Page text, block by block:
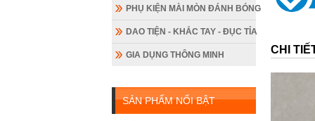
PHỤ KIỆN MÀI MÒN ĐÁNH BÓNG
DAO TIỆN - KHẮC TAY - ĐỤC TỈA
GIA DỤNG THÔNG MINH
SẢN PHẨM NỔI BẬT
CHI